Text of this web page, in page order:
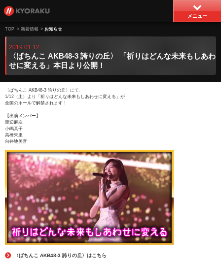
メニュー
TOP > 新着情報 > お知らせ
2019.01.12
〈ぱちんこ AKB48-3 誇りの丘〉 「祈りはどんな未来もしあわ
せに変える」本日より公開！
〈ぱちんこ AKB48-3 誇りの丘〉にて、
1/12（土）より「祈りはどんな未来もしあわせに変える」が
全国のホールで解禁されます！
【出演メンバー】
渡辺麻友
小嶋真子
高橋朱里
向井地美音
〈ぱちんこ AKB48-3 誇りの丘〉はこちら